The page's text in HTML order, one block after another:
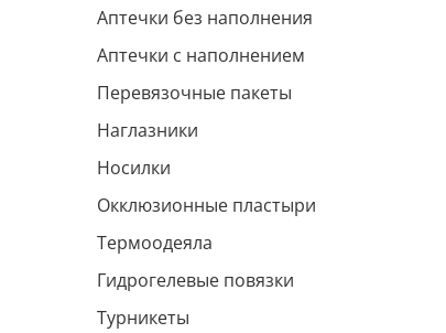
Аптечки без наполнения
Аптечки с наполнением
Перевязочные пакеты
Наглазники
Носилки
Окклюзионные пластыри
Термоодеяла
Гидрогелевые повязки
Турникеты